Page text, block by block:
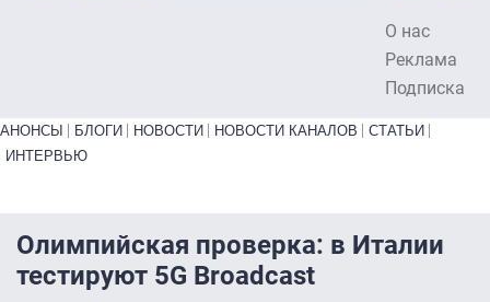
О нас
Реклама
Подписка
Primary links bottom
АНОНСЫ БЛОГИ НОВОСТИ НОВОСТИ КАНАЛОВ
СТАТЬИ
ИНТЕРВЬЮ
Олимпийская проверка: в Италии
тестируют 5G Broadcast